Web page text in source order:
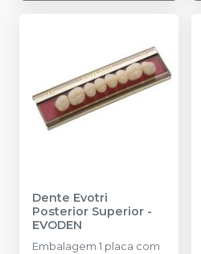
Dente Evotri
Posterior Superior -
EVODEN
Embalagem 1 placa com